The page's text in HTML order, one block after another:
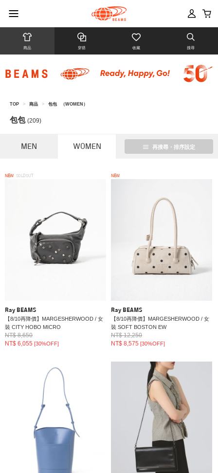
商品 穿搭 收藏 搜尋
TOP > 商品 > 包包 （WOMEN）
包包 (209)
MEN WOMEN 再搜尋・排序設定
NEW SOLDOUT
Ray BEAMS
【8/10再降價】MARGESHERWOOD / 女
裝 CITY HOBO MICRO
NT$ 8,650
NT$ 6,055 [30%OFF]
NEW
Ray BEAMS
【8/10再降價】MARGESHERWOOD / 女
裝 SOFT BOSTON EW
NT$ 12,250
NT$ 8,575[30%OFF]